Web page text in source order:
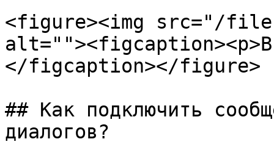
<figure><img src="/
</figcaption></figure>
## Как подключить
диалогов?